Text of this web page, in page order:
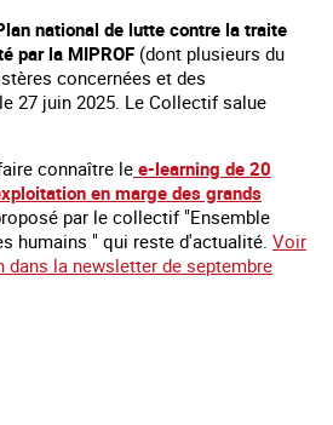
national de lutte contre la traite
par la MIPROF (dont plusieurs du
concernées et des
27 juin 2025. Le Collectif salue
connaître le e-learning de 20
en marge des grands
par le collectif "Ensemble
humains " qui reste d'actualité. Voir
la newsletter de septembre